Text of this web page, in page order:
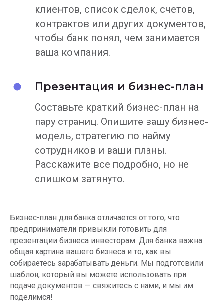
клиентов, список сделок, счетов,
контрактов или других документов,
чтобы банк понял, чем занимается
ваша компания.
Презентация и бизнес-план
Составьте краткий бизнес-план на
пару страниц. Опишите вашу бизнес-
модель, стратегию по найму
сотрудников и ваши планы.
Расскажите все подробно, но не
слишком затянуто.
Бизнес-план для банка отличается от того, что
предприниматели привыкли готовить для
презентации бизнеса инвесторам. Для банка важна
общая картина вашего бизнеса и то, как вы
собираетесь зарабатывать деньги. Мы подготовили
шаблон, который вы можете использовать при
подаче документов — свяжитесь с нами, и мы им
поделимся!